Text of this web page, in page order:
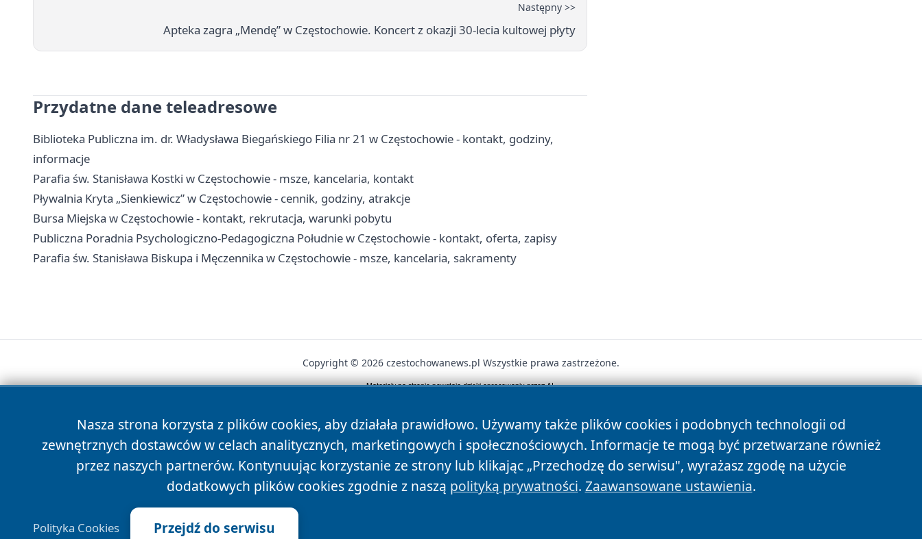
Następny >>
Apteka zagra „Mendę” w Częstochowie. Koncert z okazji 30-lecia kultowej płyty
Przydatne dane teleadresowe
Biblioteka Publiczna im. dr. Władysława Biegańskiego Filia nr 21 w Częstochowie - kontakt, godziny,
informacje
Parafia św. Stanisława Kostki w Częstochowie - msze, kancelaria, kontakt
Pływalnia Kryta „Sienkiewicz” w Częstochowie - cennik, godziny, atrakcje
Bursa Miejska w Częstochowie - kontakt, rekrutacja, warunki pobytu
Publiczna Poradnia Psychologiczno-Pedagogiczna Południe w Częstochowie - kontakt, oferta, zapisy
Parafia św. Stanisława Biskupa i Męczennika w Częstochowie - msze, kancelaria, sakramenty
Nasza strona korzysta z plików cookies, aby działała prawidłowo. Używamy także plików cookies i podobnych technologii od
zewnętrznych dostawców w celach analitycznych, marketingowych i społecznościowych. Informacje te mogą być przetwarzane również
przez naszych partnerów. Kontynuując korzystanie ze strony lub klikając „Przechodzę do serwisu", wyrażasz zgodę na użycie
dodatkowych plików cookies zgodnie z naszą polityką prywatności. Zaawansowane ustawienia.
Polityka Cookies Przejdź do serwisu
Copyright © 2026 czestochowanews.pl Wszystkie prawa zastrzeżone.